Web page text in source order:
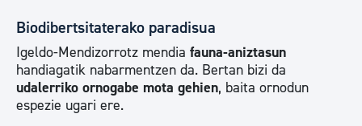
Biodibertsitaterako paradisua
Igeldo-Mendizorrotz mendia fauna-aniztasun
handiagatik nabarmentzen da. Bertan bizi da
udalerriko ornogabe mota gehien, baita ornodun
espezie ugari ere.